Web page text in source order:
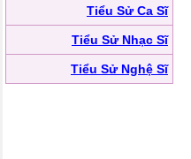
Tiểu Sử Ca Sĩ
Tiểu Sử Nhạc Sĩ
Tiểu Sử Nghệ Sĩ